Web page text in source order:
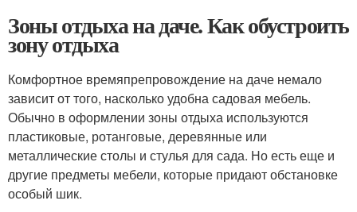
Зоны отдыха на даче. Как обустроить
зону отдыха
Комфортное времяпрепровождение на даче немало
зависит от того, насколько удобна садовая мебель.
Обычно в оформлении зоны отдыха используются
пластиковые, ротанговые, деревянные или
металлические столы и стулья для сада. Но есть еще и
другие предметы мебели, которые придают обстановке
особый шик.